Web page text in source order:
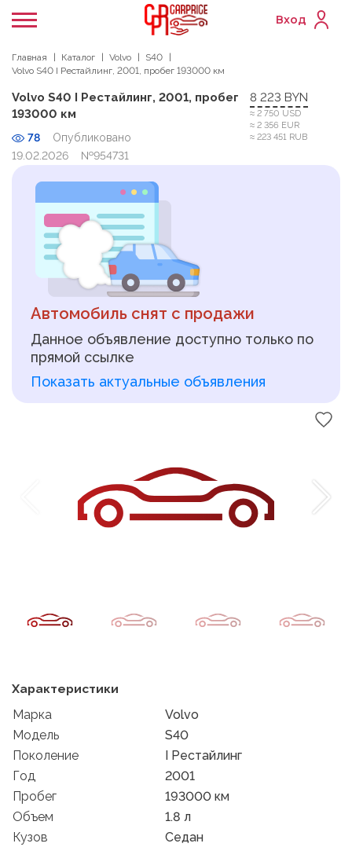
Вход
Главная Каталог Volvo
S40
Volvo S40 I Рестайлинг, 2001, пробег 193000 км
Volvo S40 I Рестайлинг, 2001, пробег
193000 км
78
Опубликовано
19.02.2026
№954731
8 223 BYN
≈ 2 750 USD
≈ 2 356 EUR
≈ 223 451 RUB
Автомобиль снят с продажи
Данное объявление доступно только по
прямой ссылке
Показать актуальные объявления
Характеристики
Марка
Volvo
Модель
S40
Поколение
I Рестайлинг
Год
2001
Пробег
193000 км
Объем
1.8 л
Кузов
Седан